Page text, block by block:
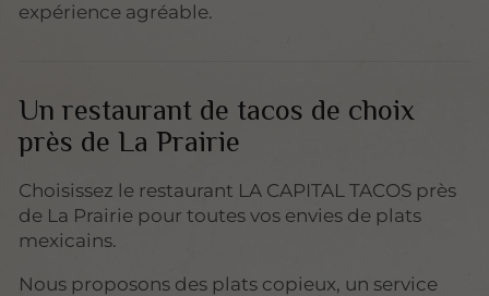
expérience agréable.
Un restaurant de tacos de choix
près de La Prairie
Choisissez le restaurant LA CAPITAL TACOS près
de La Prairie pour toutes vos envies de plats
mexicains.
Nous proposons des plats copieux, un service